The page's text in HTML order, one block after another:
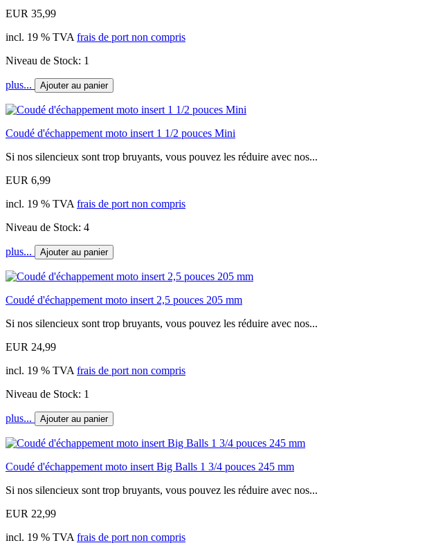
EUR 35,99
incl. 19 % TVA frais de port non compris
Niveau de Stock: 1
plus... Ajouter au panier
Coudé d'échappement moto insert 1 1/2 pouces Mini
Si nos silencieux sont trop bruyants, vous pouvez les réduire avec nos...
EUR 6,99
incl. 19 % TVA frais de port non compris
Niveau de Stock: 4
plus... Ajouter au panier
Coudé d'échappement moto insert 2,5 pouces 205 mm
Si nos silencieux sont trop bruyants, vous pouvez les réduire avec nos...
EUR 24,99
incl. 19 % TVA frais de port non compris
Niveau de Stock: 1
plus... Ajouter au panier
Coudé d'échappement moto insert Big Balls 1 3/4 pouces 245 mm
Si nos silencieux sont trop bruyants, vous pouvez les réduire avec nos...
EUR 22,99
incl. 19 % TVA frais de port non compris